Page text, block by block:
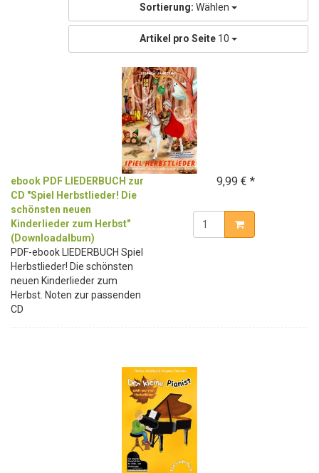
Sortierung: Wählen
Artikel pro Seite 10
ebook PDF LIEDERBUCH zur
CD "Spiel Herbstlieder! Die
schönsten neuen
Kinderlieder zum Herbst"
(Downloadalbum)
PDF-ebook LIEDERBUCH Spiel
Herbstlieder! Die schönsten
neuen Kinderlieder zum
Herbst. Noten zur passenden
CD
9,99 € *